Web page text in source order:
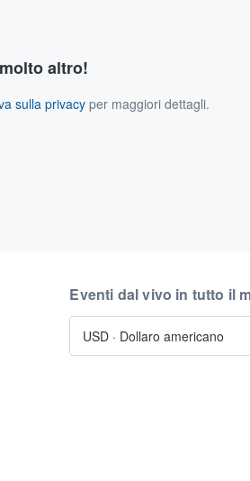
altro!
sulla privacyper maggiori dettagli.
Eventi dal vivo in tutto il
USD · Dollaro americano